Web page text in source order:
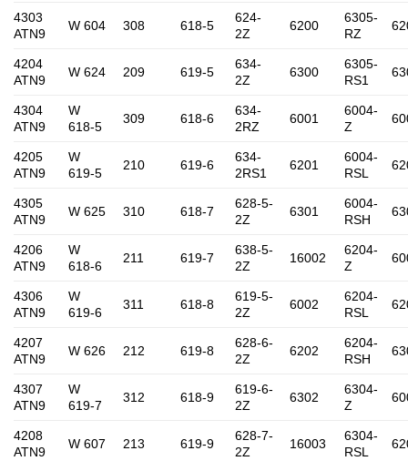
4303
ATN9
W 604 308 618-5
624-
2Z
6200
6305-
RZ
4204
ATN9
W 624 209 619-5
634-
2Z
6300
6305-
RS1
4304
ATN9
W
618-5
309 618-6
634-
2RZ
6001
6004-
Z
4205
ATN9
W
619-5
210 619-6
634-
2RS1
6201
6004-
RSL
4305
ATN9
W 625 310 618-7
628-5-
2Z
6301
6004-
RSH
4206
ATN9
W
618-6
211 619-7
638-5-
2Z
16002
6204-
Z
4306
ATN9
W
619-6
311 618-8
619-5-
2Z
6002
6204-
RSL
4207
ATN9
W 626 212 619-8
628-6-
2Z
6202
6204-
RSH
4307
ATN9
W
619-7
312 618-9
619-6-
2Z
6302
6304-
Z
4208
ATN9
W 607 213 619-9
628-7-
2Z
16003
6304-
RSL